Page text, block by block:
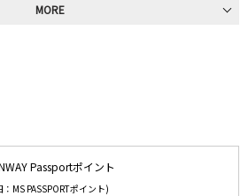
MORE
Passportポイント
：MS PASSPORTポイント)